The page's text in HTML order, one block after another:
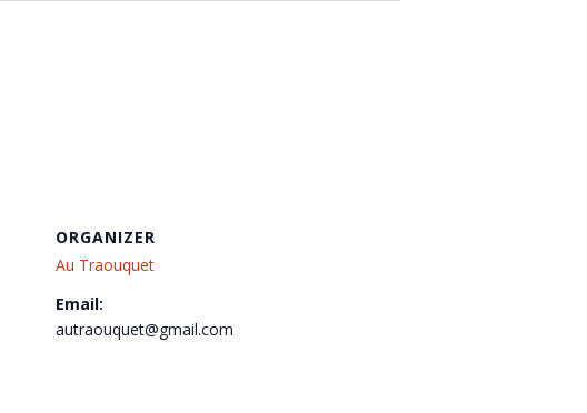
ORGANIZER
Au Traouquet
Email:
autraouquet@gmail.com